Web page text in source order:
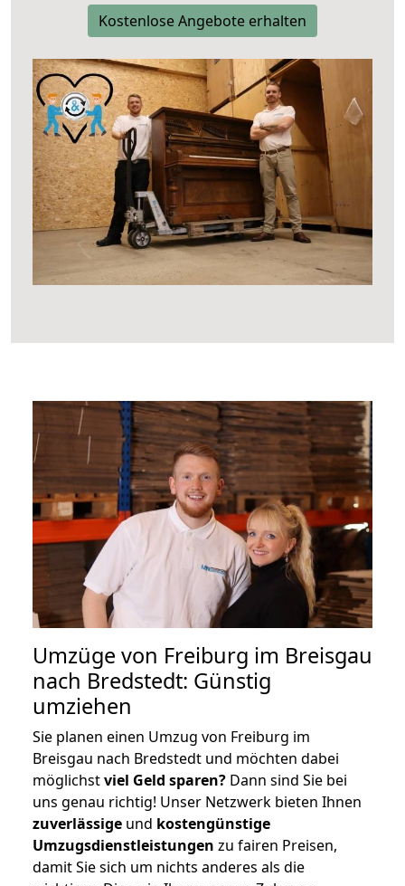
Kostenlose Angebote erhalten
Umzüge von Freiburg im Breisgau
nach Bredstedt: Günstig
umziehen
Sie planen einen Umzug von Freiburg im
Breisgau nach Bredstedt und möchten dabei
möglichstviel Geld sparen? Dann sind Sie bei
uns genau richtig! Unser Netzwerk bieten Ihnen
zuverlässige und kostengünstige
Umzugsdienstleistungen zu fairen Preisen,
damit Sie sich um nichts anderes als die